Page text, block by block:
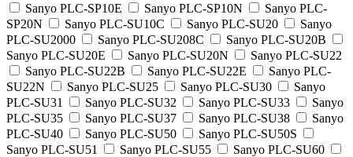
Sanyo PLC-SP10E
Sanyo PLC-SP10N
Sanyo PLC-
SP20N
Sanyo PLC-SU10C Sanyo PLC-SU20
Sanyo
PLC-SU2000
Sanyo PLC-SU208C
Sanyo PLC-SU20B
Sanyo PLC-SU20E
Sanyo PLC-SU20N
Sanyo PLC-SU22
Sanyo PLC-SU22B
Sanyo PLC-SU22E
Sanyo PLC-
SU22N
Sanyo PLC-SU25 Sanyo PLC-SU30
Sanyo
PLC-SU31
Sanyo PLC-SU32 Sanyo PLC-SU33
Sanyo
PLC-SU35
Sanyo PLC-SU37 Sanyo PLC-SU38
Sanyo
PLC-SU40
Sanyo PLC-SU50
Sanyo PLC-SU50S
Sanyo PLC-SU51
Sanyo PLC-SU55
Sanyo PLC-SU60